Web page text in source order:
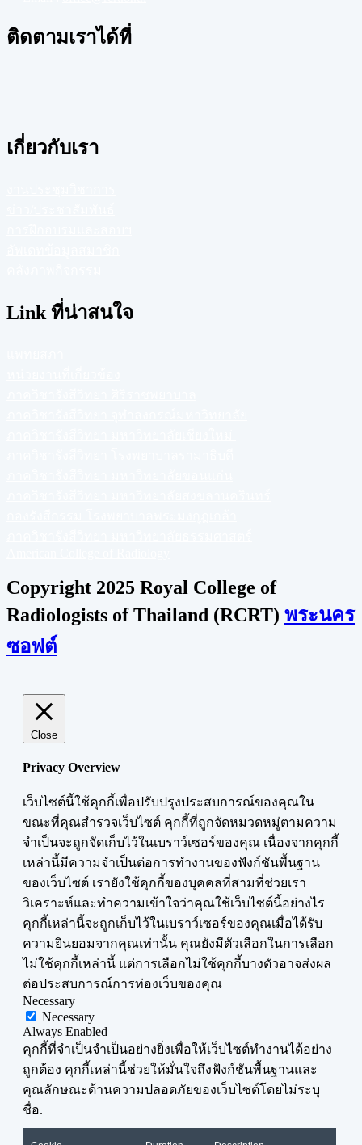
ติดตามเราได้ที่
เกี่ยวกับเรา
Link ที่น่าสนใจ
Copyright 2025 Royal College of
Radiologists of Thailand (RCRT) พระนคร
ซอฟต์
Close
Privacy Overview
เว็บไซต์นี้ใช้คุกกี้เพื่อปรับปรุงประสบการณ์ของคุณใน
ขณะที่คุณสำรวจเว็บไซต์ คุกกี้ที่ถูกจัดหมวดหมู่ตามความ
จำเป็นจะถูกจัดเก็บไว้ในเบราว์เซอร์ของคุณ เนื่องจากคุกกี้
เหล่านี้มีความจำเป็นต่อการทำงานของฟังก์ชันพื้นฐาน
ของเว็บไซต์ เรายังใช้คุกกี้ของบุคคลที่สามที่ช่วยเรา
วิเคราะห์และทำความเข้าใจว่าคุณใช้เว็บไซต์นี้อย่างไร
คุกกี้เหล่านี้จะถูกเก็บไว้ในเบราว์เซอร์ของคุณเมื่อได้รับ
ความยินยอมจากคุณเท่านั้น คุณยังมีตัวเลือกในการเลือก
ไม่ใช้คุกกี้เหล่านี้ แต่การเลือกไม่ใช้คุกกี้บางตัวอาจส่งผล
ต่อประสบการณ์การท่องเว็บของคุณ
Necessary
Necessary
Always Enabled
คุกกี้ที่จำเป็นจำเป็นอย่างยิ่งเพื่อให้เว็บไซต์ทำงานได้อย่าง
ถูกต้อง คุกกี้เหล่านี้ช่วยให้มั่นใจถึงฟังก์ชันพื้นฐานและ
คุณลักษณะด้านความปลอดภัยของเว็บไซต์โดยไม่ระบุ
ชื่อ.